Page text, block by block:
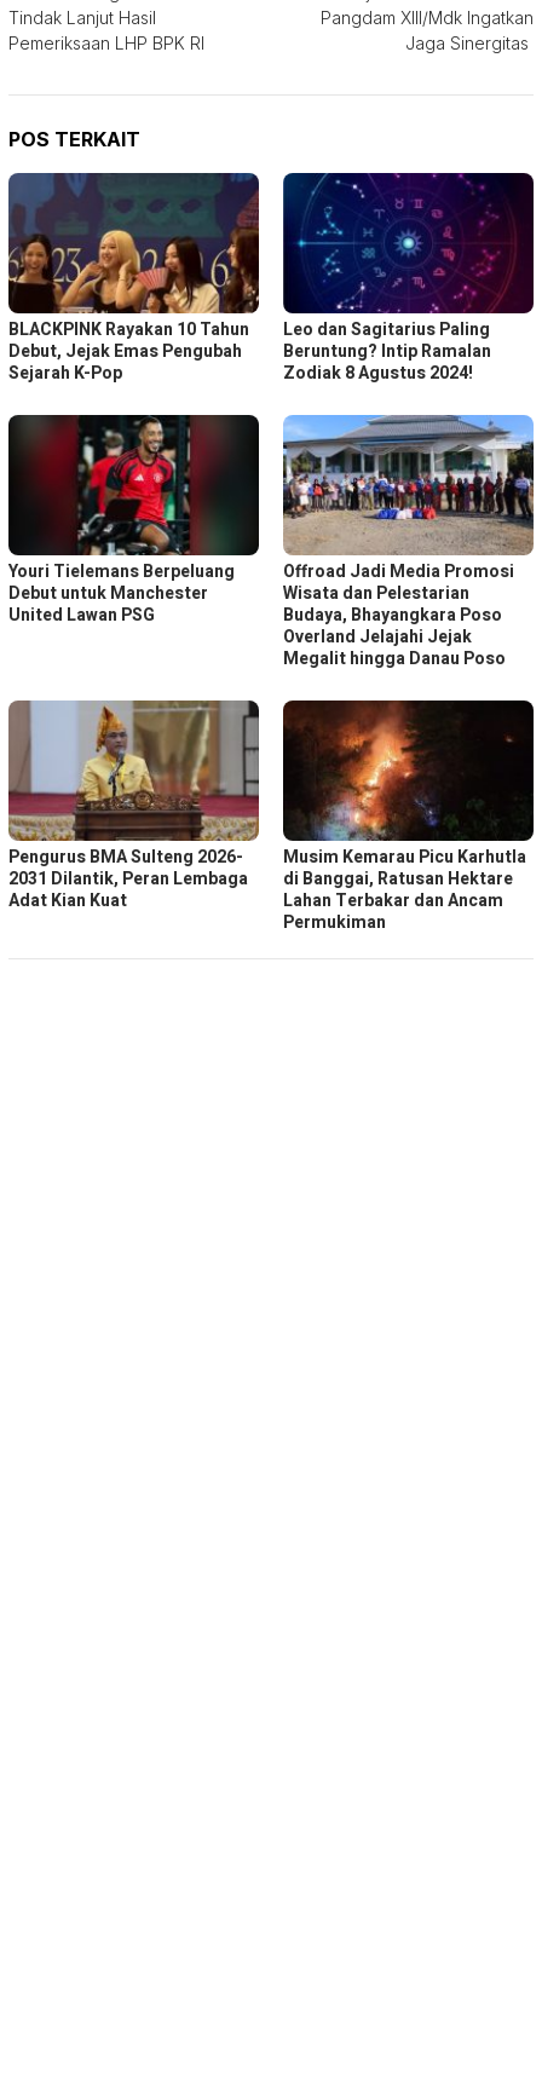
Tindak Lanjut Hasil
Pemeriksaan LHP BPK RI
Pangdam XIII/Mdk Ingatkan
Jaga Sinergitas
POS TERKAIT
BLACKPINK Rayakan 10 Tahun
Debut, Jejak Emas Pengubah
Sejarah K-Pop
Leo dan Sagitarius Paling
Beruntung? Intip Ramalan
Zodiak 8 Agustus 2024!
Youri Tielemans Berpeluang
Debut untuk Manchester
United Lawan PSG
Offroad Jadi Media Promosi
Wisata dan Pelestarian
Budaya, Bhayangkara Poso
Overland Jelajahi Jejak
Megalit hingga Danau Poso
Pengurus BMA Sulteng 2026-
2031 Dilantik, Peran Lembaga
Adat Kian Kuat
Musim Kemarau Picu Karhutla
di Banggai, Ratusan Hektare
Lahan Terbakar dan Ancam
Permukiman